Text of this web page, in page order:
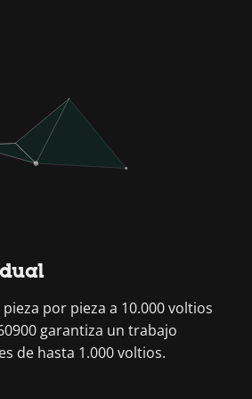
por pieza a 10.000 voltios
garantiza un trabajo
de hasta 1.000 voltios.